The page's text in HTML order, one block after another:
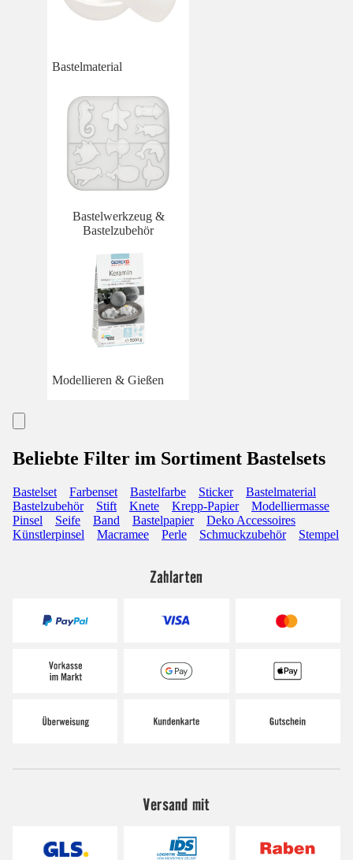
Bastelmaterial
Bastelwerkzeug &
Bastelzubehör
Modellieren & Gießen
Beliebte Filter im Sortiment Bastelsets
Bastelset Farbenset Bastelfarbe Sticker
Bastelmaterial
Bastelzubehör
Stift Knete Krepp-Papier
Modelliermasse
Pinsel
Seife Band Bastelpapier
Deko Accessoires
Künstlerpinsel
Macramee Perle Schmuckzubehör Stempel
Zahlarten
Versand mit